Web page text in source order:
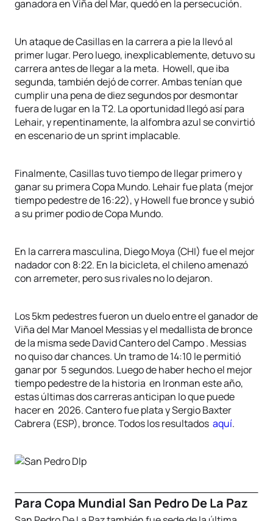
ganadora en Viña del Mar, quedó en la persecución.
Un ataque de Casillas en la carrera a pie la llevó al
primer lugar. Pero luego, inexplicablemente, detuvo su
carrera antes de llegar a la meta. Howell, que iba
segunda, también dejó de correr. Ambas tenían que
cumplir una pena de diez segundos por desmontar
fuera de lugar en la T2. La oportunidad llegó así para
Lehair, y repentinamente, la alfombra azul se convirtió
en escenario de un sprint implacable.
Finalmente, Casillas tuvo tiempo de llegar primero y
ganar su primera Copa Mundo. Lehair fue plata (mejor
tiempo pedestre de 16:22), y Howell fue bronce y subió
a su primer podio de Copa Mundo.
En la carrera masculina, Diego Moya (CHI) fue el mejor
nadador con 8:22. En la bicicleta, el chileno amenazó
con arremeter, pero sus rivales no lo dejaron.
Los 5km pedestres fueron un duelo entre el ganador de
Viña del Mar Manoel Messias y el medallista de bronce
de la misma sede David Cantero del Campo . Messias
no quiso dar chances. Un tramo de 14:10 le permitió
ganar por 5 segundos. Luego de haber hecho el mejor
tiempo pedestre de la historia en Ironman este año,
estas últimas dos carreras anticipan lo que puede
hacer en 2026. Cantero fue plata y Sergio Baxter
Cabrera (ESP), bronce. Todos los resultados aquí.
Para Copa Mundial San Pedro De La Paz